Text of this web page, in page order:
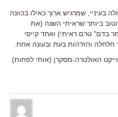
שמרגיש ארוך כאילו בכוונה
ביותר שראיתי השנה (את
בדם" טרם ראיתי) ואחד קייסי
חלחלה והזדהות בעת ובעונה אחת.
של 10 דקות לפרוייקט האולטרה-מסקרן (אותי לפחות)